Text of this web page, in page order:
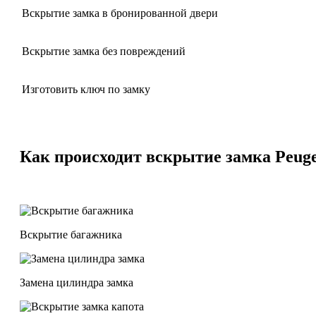
Вскрытие замка в бронированной двери
Вскрытие замка без повреждений
Изготовить ключ по замку
Как происходит вскрытие замка
Вскрытие багажника
Замена цилиндра замка